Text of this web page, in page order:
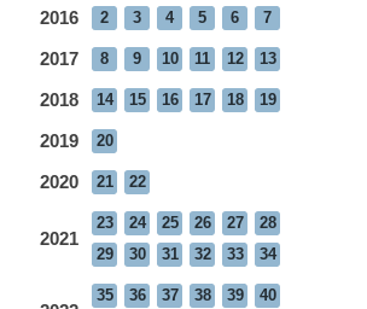
2016 2 3 4 5 6 7
2017 8 9 10 11 12 13
2018 14 15 16 17 18 19
2019 20
2020 21 22
2021
23 24 25 26 27
28
29
30 31 32 33 34
35 36 37 38 39
40